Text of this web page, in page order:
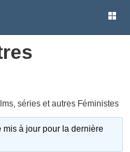
séries et autres Féministes
mis à jour pour la dernière